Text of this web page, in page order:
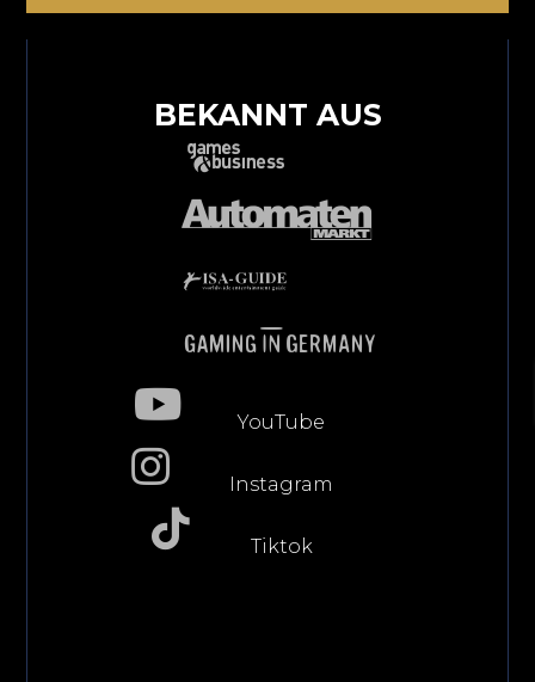
BEKANNT AUS
YouTube
Instagram
Tiktok